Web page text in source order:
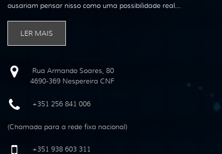
ousariam pensar nisso como uma possibilidade real...
LER MAIS
Rua Armando Soares, 80
4690-369 Nespereira CNF
+351 256 841 006
(Chamada para a rede fixa nacional)
+351 938 603 311